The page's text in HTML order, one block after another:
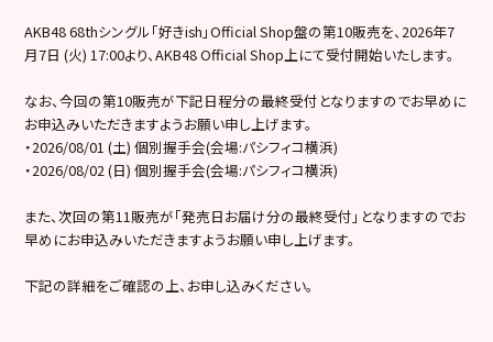
AKB48 68thシングル「好きish」Official Shop盤の第10販売を、2026年7
月7日 (火) 17:00より、AKB48 Official Shop上にて受付開始いたします。
なお、今回の第10販売が下記日程分の最終受付となりますのでお早めに
お申込みいただきますようお願い申し上げます。
・2026/08/01 (土) 個別握手会(会場:パシフィコ横浜)
・2026/08/02 (日) 個別握手会(会場:パシフィコ横浜)
また、次回の第11販売が「発売日お届け分の最終受付」となりますのでお
早めにお申込みいただきますようお願い申し上げます。
下記の詳細をご確認の上、お申し込みください。